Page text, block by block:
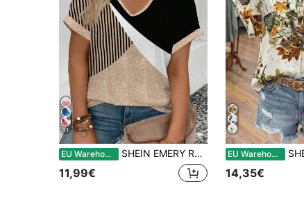
11
EU Warehouse SHEIN EMERY ROSE CURVE Nova camiseta feminina plus size estampada com decote em V e manga curta solta
11,99€
EU Warehouse SHEIN LUNE Plus
14,35€